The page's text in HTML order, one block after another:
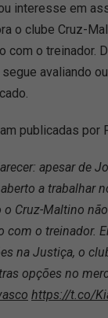
interesse em
o clube Cruz-
com o treinador.
avaliando
publicadas por
apesar de
a trabalhar
Cruz-Maltino
com o treinador.
na Justiça, o
opções no
https://t.co/